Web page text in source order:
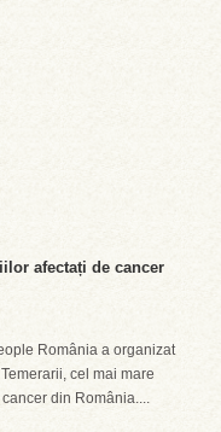
afectați de cancer
România a organizat
cel mai mare
din România....